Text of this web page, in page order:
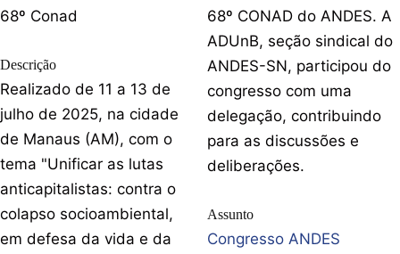
68º Conad
Descrição
Realizado de 11 a 13 de
julho de 2025, na cidade
de Manaus (AM), com o
tema "Unificar as lutas
anticapitalistas: contra o
colapso socioambiental,
em defesa da vida e da
68º CONAD do ANDES. A
ADUnB, seção sindical do
ANDES-SN, participou do
congresso com uma
delegação, contribuindo
para as discussões e
deliberações.
Assunto
Congresso ANDES